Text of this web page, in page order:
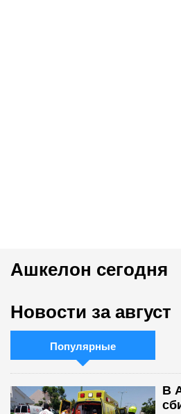
Ашкелон сегодня
Новости за август
Популярные
В